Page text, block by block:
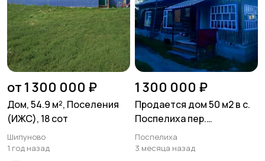
от 1 300 000 ₽
Дом, 54.9 м², Поселения
(ИЖС), 18 сот
Шипуново
1 год назад
1 300 000 ₽
Продается дом 50 м2 в с.
Поспелиха пер.
Барнаульский , на 10
сотках земли
Поспелиха
3 месяца назад